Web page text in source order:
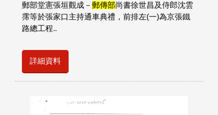
郵部堂憲張垣觀成－ 郵傳部尚書徐世昌及侍郎沈雲
霈等於張家口主持通車典禮，前排左(一)為京張鐵
路總工程..
詳細資料